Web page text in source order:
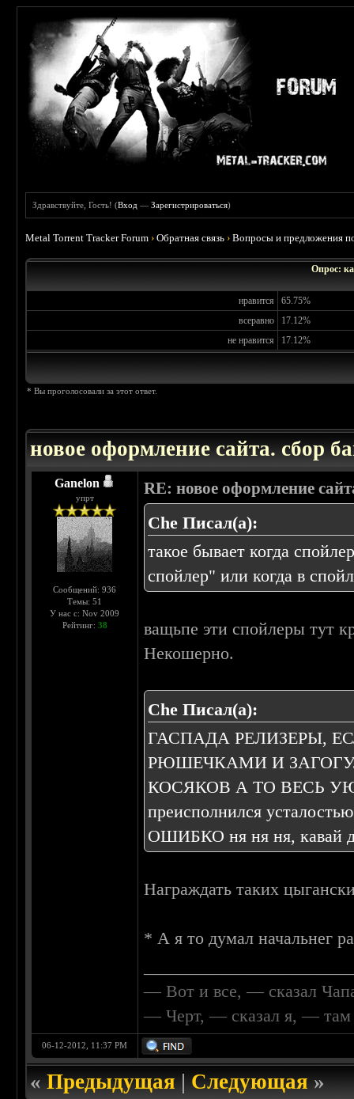
Здравствуйте, Гость! (Вход —Зарегистрироваться)
Metal Torrent Tracker Forum ›Обратная связь ›Вопросы и предложения
Опрос:
нравится
65.75%
всеравно
17.12%
не нравится
17.12%
* Вы проголосовали за этот ответ.
новое оформление сайта. сбор
Ganelon
упрт
Сообщений: 936
Темы: 51
У нас с: Nov 2009
Рейтинг: 38
RE: новое оформление
Che Писал(а):
такое бывает когда
спойлер" или когда в
ващьпе эти спойлеры тут
Некошерно.
Che Писал(а):
ГАСПАДА РЕЛИЗЕРЫ,
РЮШЕЧКАМИ И
КОСЯКОВ А ТО ВЕСЬ
преисполнился
ОШИБКО ня ня ня, кавай
Награждать таких
* А я то думал начальнег
— Вот и все, — сказал
— Черт, — сказал я, — там
06-12-2012, 11:37 PM
«Предыдущая|Следующая»